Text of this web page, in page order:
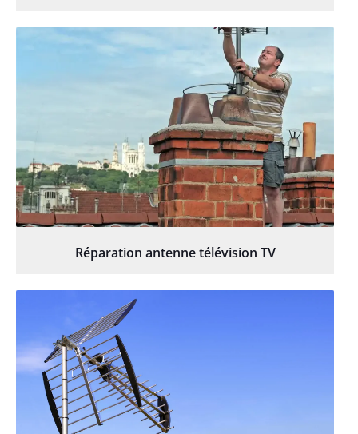
Réparation antenne télévision TV